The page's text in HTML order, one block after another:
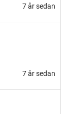
7 år sedan
7 år sedan